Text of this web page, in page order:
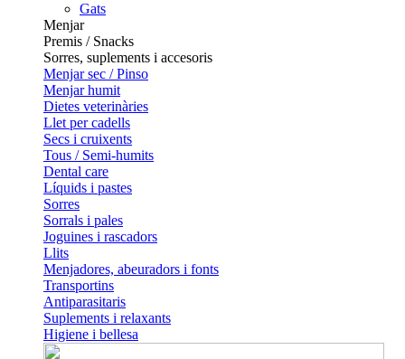
Gats
Menjar
Premis / Snacks
Sorres, suplements i accesoris
Menjar sec / Pinso
Menjar humit
Dietes veterinàries
Llet per cadells
Secs i cruixents
Tous / Semi-humits
Dental care
Líquids i pastes
Sorres
Sorrals i pales
Joguines i rascadors
Llits
Menjadores, abeuradors i fonts
Transportins
Antiparasitaris
Suplements i relaxants
Higiene i bellesa